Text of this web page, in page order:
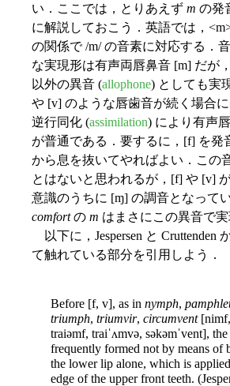
い．ここでは，とりあえず m の発
に解説しておこう．英語では，
の関係で /m/ の音素に対応する．
な実現形は有声両唇鼻音 [m] だが
以外の異音 (allophone) としても実
や [v] のような唇歯音が続く場合
逆行同化 (assimilation) により有声
が普通である．要するに，[f] を発
から息を抜いてやればよい．この
とはないと思われるが，[f] や [v]
意識のうちに [ɱ] の調音となって
comfortの m はまさにこの異音で実
以下に，Jespersen と Cruttenden
て触れている部分を引用しよう．
Before [f, v], as in nymph,
triumph, triumvir, circumvent
traiəmf, traiˈʌmvə, səkəmˈvent],
frequently formed not by means of
the lower lip alone, which is
edge of the upper front teeth.